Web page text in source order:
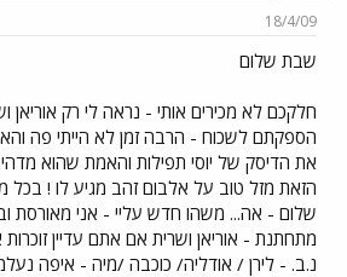
ו
ש
א
18/4/09
שבת שלום
חלקכם לא מכירים אותי - נראה לי רק אוריאן
הספקתם לשכוח - הרבה זמן לא הייתי פה
את הדיסק של יוסי תפילות והאמת שהוא
הזאת מזל טוב על אלבום זהב מגיע לו !
שלום - אה... משהו חדש עליי - אני מאורסת
מתחתנת - אוריאן ושרית אם אתם עדיין זוכרות
נ.ב. - לירן / אודליה/ כוכבה /מיה - איפה